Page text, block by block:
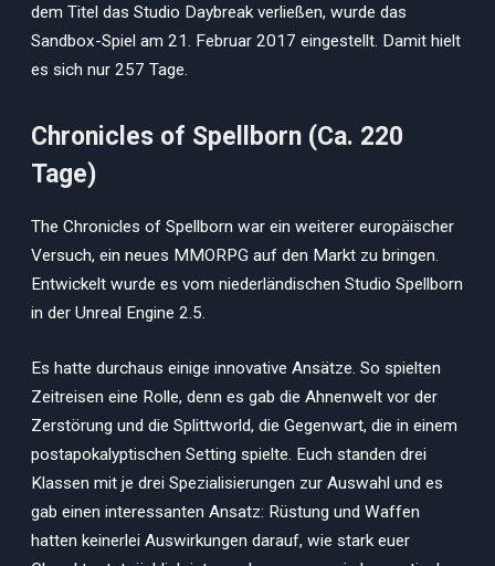
dem Titel das Studio Daybreak verließen, wurde das
Sandbox-Spiel am 21. Februar 2017 eingestellt. Damit hielt
es sich nur 257 Tage.
Chronicles of Spellborn (Ca. 220
Tage)
The Chronicles of Spellborn war ein weiterer europäischer
Versuch, ein neues MMORPG auf den Markt zu bringen.
Entwickelt wurde es vom niederländischen Studio Spellborn
in der Unreal Engine 2.5.
Es hatte durchaus einige innovative Ansätze. So spielten
Zeitreisen eine Rolle, denn es gab die Ahnenwelt vor der
Zerstörung und die Splittworld, die Gegenwart, die in einem
postapokalyptischen Setting spielte. Euch standen drei
Klassen mit je drei Spezialisierungen zur Auswahl und es
gab einen interessanten Ansatz: Rüstung und Waffen
hatten keinerlei Auswirkungen darauf, wie stark euer